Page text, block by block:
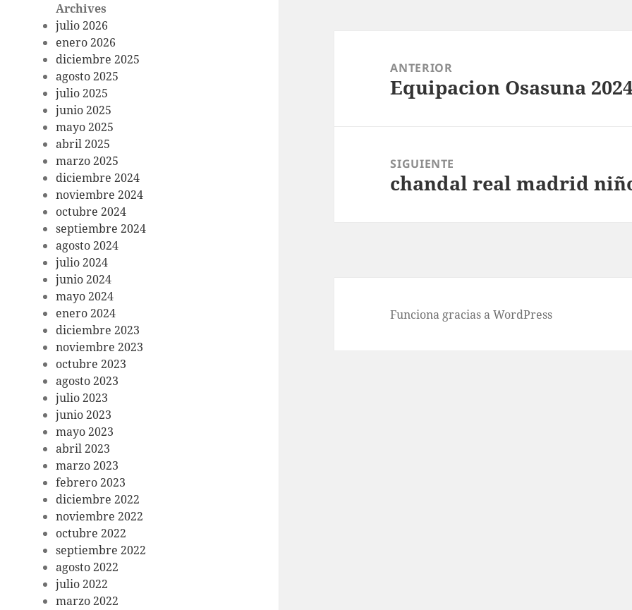
Archives
julio 2026
enero 2026
diciembre 2025
agosto 2025
julio 2025
junio 2025
mayo 2025
abril 2025
marzo 2025
diciembre 2024
noviembre 2024
octubre 2024
septiembre 2024
agosto 2024
julio 2024
junio 2024
mayo 2024
enero 2024
diciembre 2023
noviembre 2023
octubre 2023
agosto 2023
julio 2023
junio 2023
mayo 2023
abril 2023
marzo 2023
febrero 2023
diciembre 2022
noviembre 2022
octubre 2022
septiembre 2022
agosto 2022
julio 2022
marzo 2022
entradas
ANTERIOR
Entrada
Equipacion Osasuna
SIGUIENTE
Entrada
chandal real madrid
Funciona gracias a WordPress